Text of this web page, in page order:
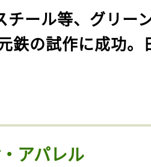
チール等、グリー
鉄の試作に成功。
アパレル